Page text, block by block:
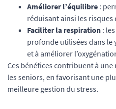
Améliorer l’équilibre :
réduisant ainsi les risques
Faciliter la respiration :
profonde utilisées dans le
et à améliorer
Ces bénéfices contribuent à
les seniors, en favorisant une
meilleure gestion du stress.